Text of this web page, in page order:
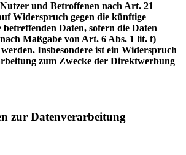
und Betroffenen nach Art. 21
Widerspruch gegen die künftige
Daten, sofern die Daten
Maßgabe von Art. 6 Abs. 1 lit. f)
Insbesondere ist ein Widerspruch
zum Zwecke der Direktwerbung
zur Datenverarbeitung